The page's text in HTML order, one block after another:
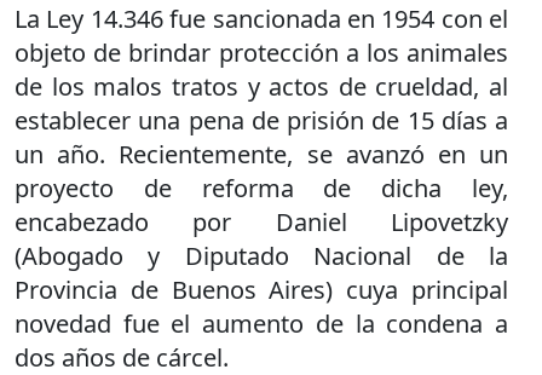
La Ley 14.346 fue sancionada en 1954 con el
objeto de brindar protección a los animales
de los malos tratos y actos de crueldad, al
establecer una pena de prisión de 15 días a
un año. Recientemente, se avanzó en un
proyecto de reforma de dicha ley,
encabezado por Daniel Lipovetzky
(Abogado y Diputado Nacional de la
Provincia de Buenos Aires) cuya principal
novedad fue el aumento de la condena a
dos años de cárcel.